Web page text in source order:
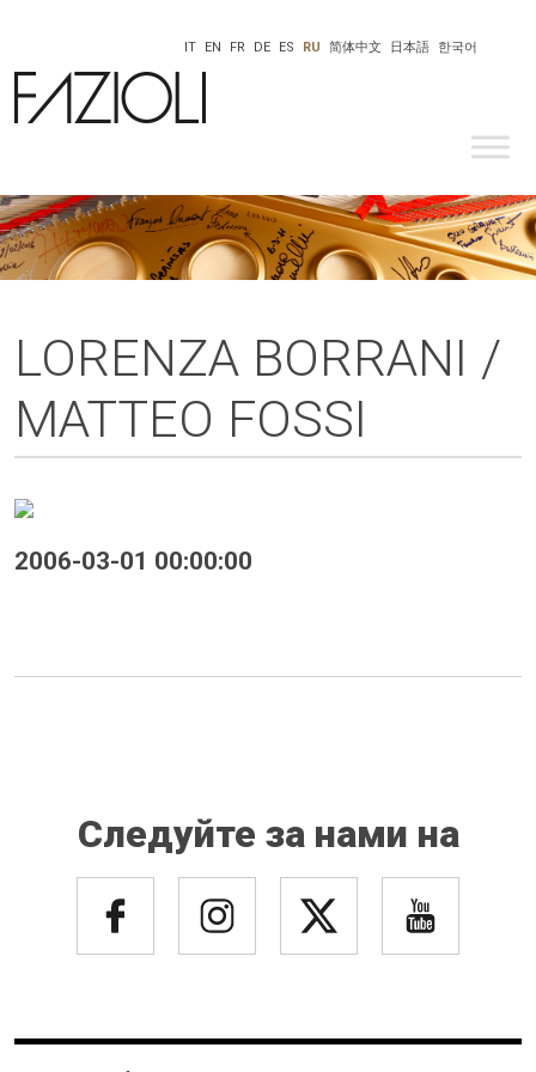
한국어
日本語
IT EN FR DE ES RU 简体中文
LORENZA BORRANI /
MATTEO FOSSI
2006-03-01 00:00:00
Следуйте за нами на